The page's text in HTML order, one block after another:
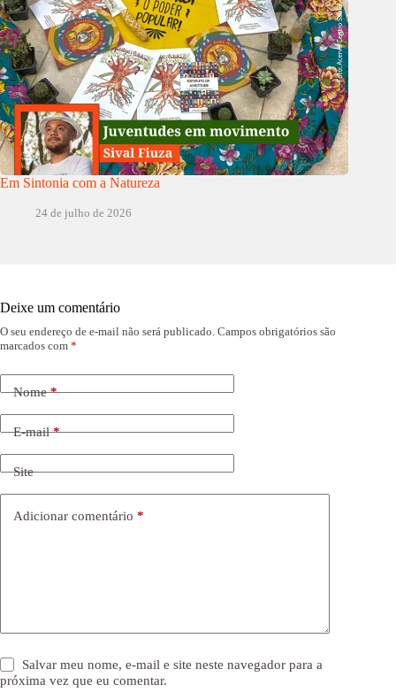
Em Sintonia com a Natureza
24 de julho de 2026
Deixe um comentário
O seu endereço de e-mail não será publicado. Campos obrigatórios são
marcados com *
Nome*
E-mail*
Site
Adicionar comentário *
Salvar meu nome, e-mail e site neste navegador para a
próxima vez que eu comentar.